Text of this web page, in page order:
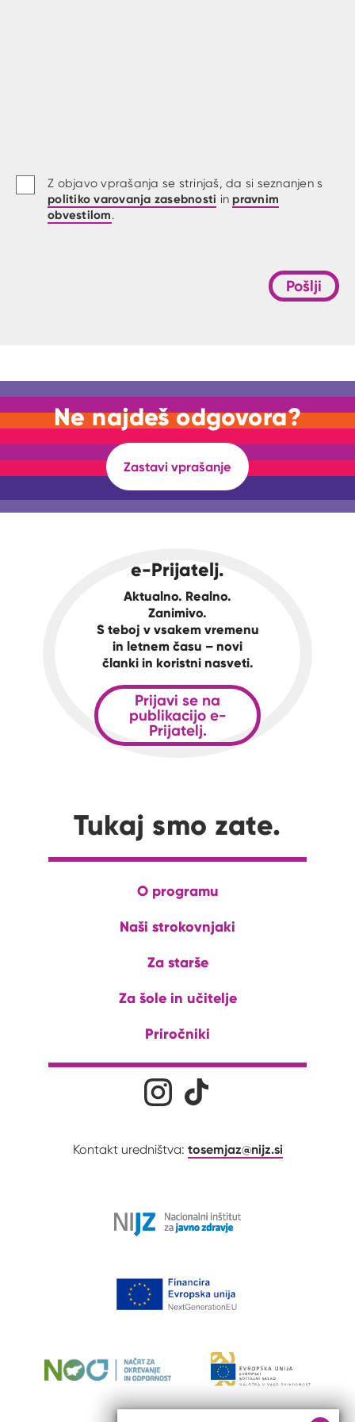
Z objavo vprašanja se strinjaš, da si seznanjen s
politiko varovanja zasebnosti in pravnim
obvestilom.
Pošlji
Ne najdeš odgovora?
Zastavi vprašanje
e-Prijatelj.
Aktualno. Realno.
Zanimivo.
S teboj v vsakem vremenu
in letnem času – novi
članki in koristni nasveti.
Prijavi se na
publikacijo e-
Prijatelj.
Tukaj smo zate.
O programu
Naši strokovnjaki
Za starše
Za šole in učitelje
Priročniki
Družabna omrežjaNa naš Instagram profil
Kontakt uredništva: tosemjaz@nijz.si